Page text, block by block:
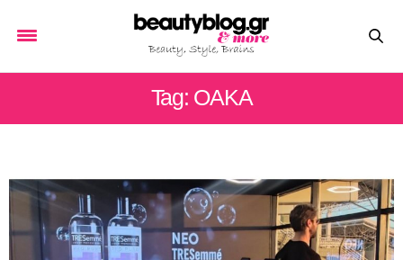
Tag: ΟΑΚΑ